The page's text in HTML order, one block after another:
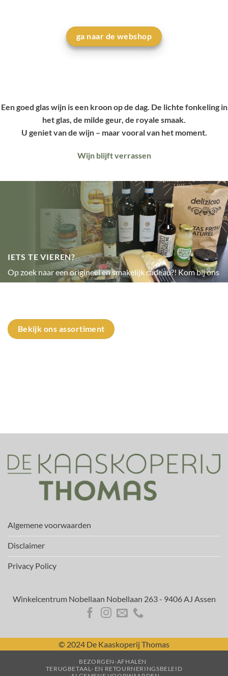
ga naar de webshop
Een goed glas wijn is een kroon op de dag. De lichte fonkeling in
het glas, de milde geur, de royale smaak.
U geniet van de wijn – maar vooral van het moment.
Wijn blijft verrassen
IETS TE VIEREN?
Op zoek naar een origineel en smakelijk cadeau?! Kom bij ons
langs en wij stellen voor jou een mooi ingepakt cadeaupakket
Bekijk ons assortiment
Algemene voorwaarden
Disclaimer
Privacy Policy
Winkelcentrum Nobellaan Nobellaan 263 - 9406 AJ Assen
© 2024 De Kaaskoperij Thomas
BEZORGEN-AFHALEN
TERUGBETAAL- EN RETOURNERINGSBELEID